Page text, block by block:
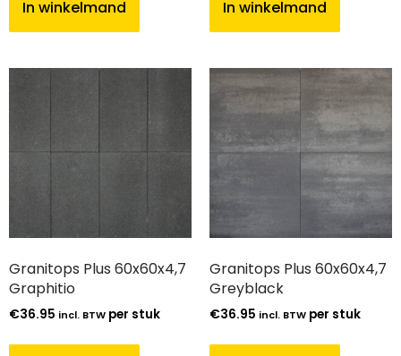
In winkelmand In winkelmand
Granitops Plus 60x60x4,7
Graphitio
€36.95 incl. BTW per stuk
Granitops Plus 60x60x4,7
Greyblack
€36.95 incl. BTW per stuk